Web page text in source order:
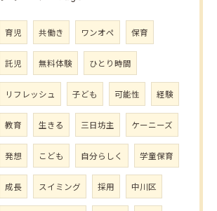
育児 共働き ワンオペ 保育
託児 無料体験 ひとり時間
リフレッシュ 子ども 可能性 経験
教育 生きる 三日坊主 ケーニーズ
発想 こども 自分らしく 学童保育
成長 スイミング 採用 中川区